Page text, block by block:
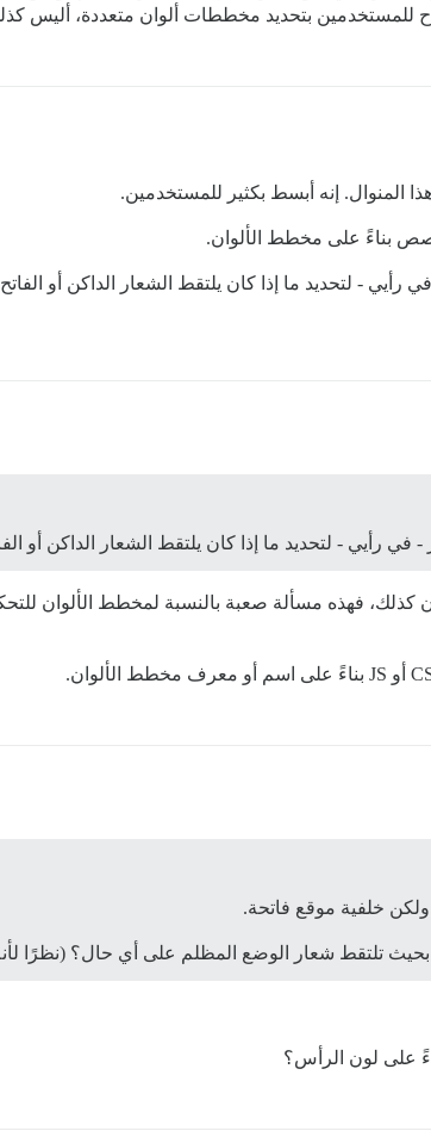
للمستخدمين بتحديد مخططات ألوان متعددة، أليس
المنوال. إنه أبسط بكثير للمستخدمين.
- لتحديد ما إذا كان يلتقط الشعار الداكن أو الفاتح.
رأيي - لتحديد ما إذا كان يلتقط الشعار الداكن أو
كذلك، فهذه مسألة صعبة بالنسبة لمخطط الألوان
خلفية موقع فاتحة.
تلتقط شعار الوضع المظلم على أي حال؟ (نظرًا